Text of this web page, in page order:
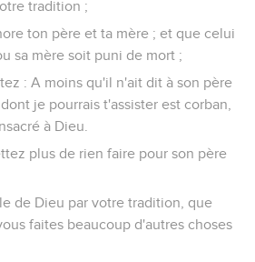
tradition ;
ton père et ta mère ; et que celui
sa mère soit puni de mort ;
: A moins qu'il n'ait dit à son père
je pourrais t'assister est corban,
à Dieu.
plus de rien faire pour son père
de Dieu par votre tradition, que
faites beaucoup d'autres choses